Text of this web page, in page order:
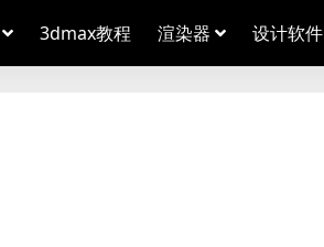
3dmax教程 渲染器 设计软件